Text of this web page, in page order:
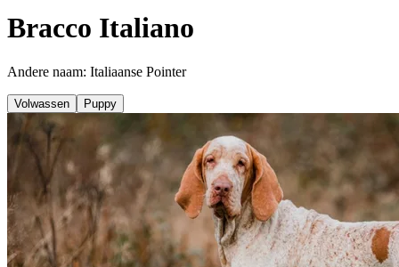
Bracco Italiano
Andere naam: Italiaanse Pointer
Volwassen Puppy